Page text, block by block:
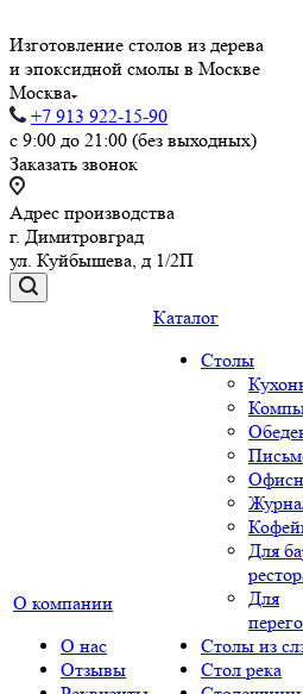
Изготовление столов из дерева
и эпоксидной смолы в Москве
Москва
+7 913 922-15-90
с 9:00 до 21:00 (без выходных)
Заказать звонок
Адрес производства
г. Димитровград
ул. Куйбышева, д 1/2П
О компании
О нас
Отзывы
Каталог
Столы
Для
Для
Столы из
Стол река